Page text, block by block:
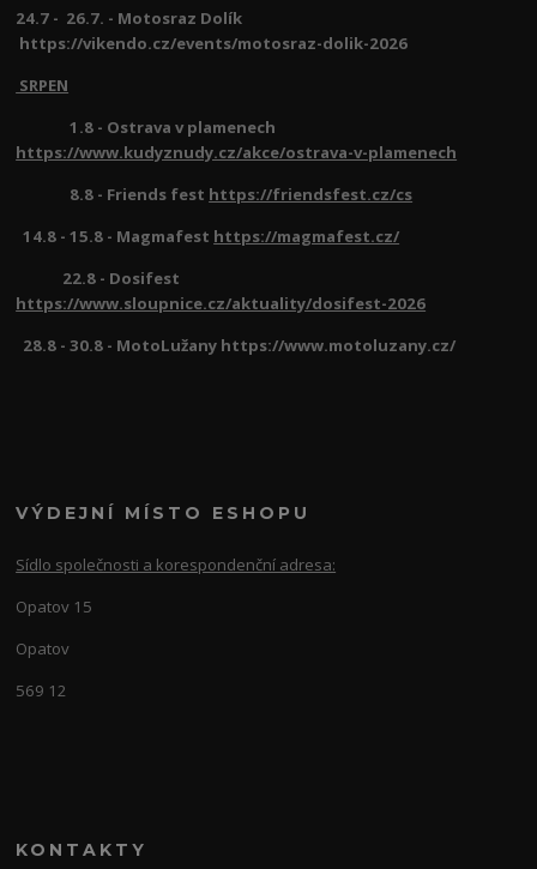
24.7 - 26.7. - Motosraz Dolík
https://vikendo.cz/events/motosraz-dolik-2026
SRPEN
1.8 - Ostrava v plamenech
https://www.kudyznudy.cz/akce/ostrava-v-plamenech
8.8 - Friends fest https://friendsfest.cz/cs
14.8 - 15.8 - Magmafest https://magmafest.cz/
22.8 - Dosifest
https://www.sloupnice.cz/aktuality/dosifest-2026
28.8 - 30.8 - MotoLužany https://www.motoluzany.cz/
VÝDEJNÍ MÍSTO ESHOPU
Sídlo společnosti a korespondenční adresa:
Opatov 15
Opatov
569 12
KONTAKTY